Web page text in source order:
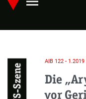
Skip
main
NS-Szene
AIB 122 -
Die
vor